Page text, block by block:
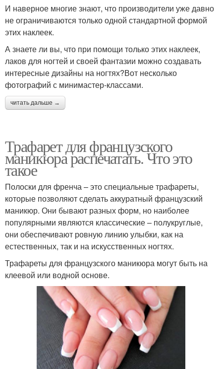
И наверное многие знают, что производители уже давно
не ограничиваются только одной стандартной формой
этих наклеек.
А знаете ли вы, что при помощи только этих наклеек,
лаков для ногтей и своей фантазии можно создавать
интересные дизайны на ногтях?Вот несколько
фотографий с минимастер-классами.
читать дальше →
Трафарет для французского
маникюра распечатать. Что это
такое
Полоски для френча – это специальные трафареты,
которые позволяют сделать аккуратный французский
маникюр. Они бывают разных форм, но наиболее
популярными являются классические – полукруглые,
они обеспечивают ровную линию улыбки, как на
естественных, так и на искусственных ногтях.
Трафареты для французского маникюра могут быть на
клеевой или водной основе.